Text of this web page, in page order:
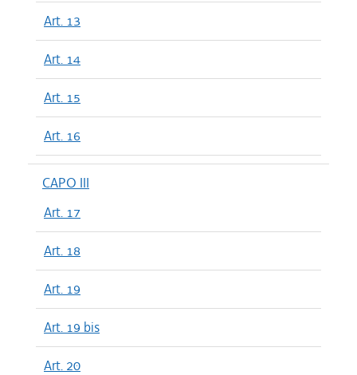
Art. 13
Art. 14
Art. 15
Art. 16
CAPO III
Art. 17
Art. 18
Art. 19
Art. 19 bis
Art. 20